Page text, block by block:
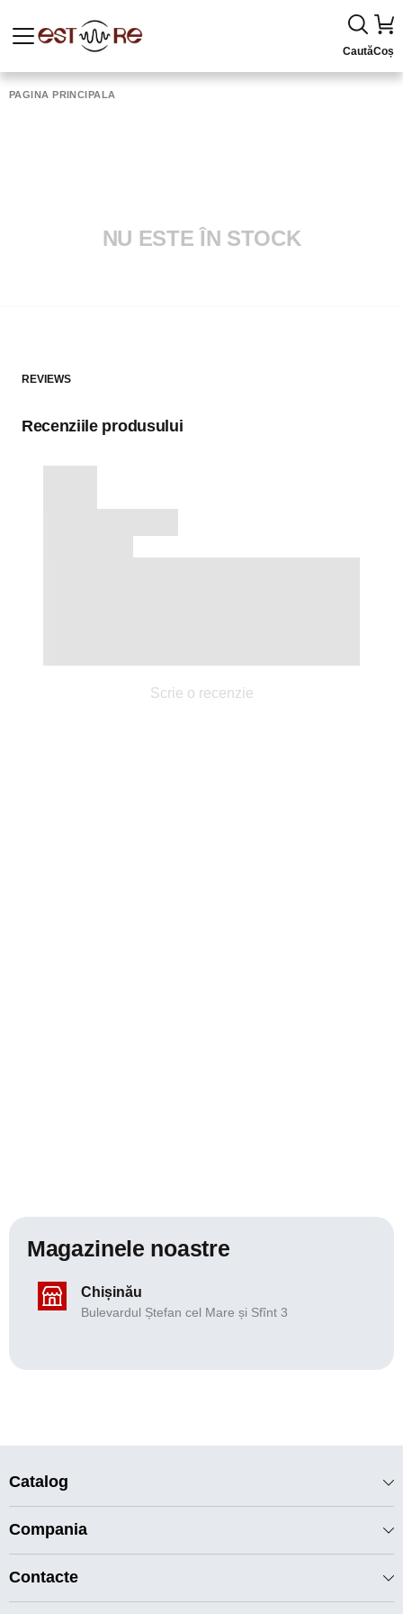
CautăCoș
PAGINA PRINCIPALĂ
NU ESTE ÎN STOCK
REVIEWS
Recenziile produsului
Scrie o recenzie
Magazinele noastre
Chișinău
Bulevardul Ștefan cel Mare și Sfînt 3
Catalog
Compania
Contacte